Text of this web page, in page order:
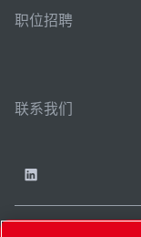
职位招聘
联系我们